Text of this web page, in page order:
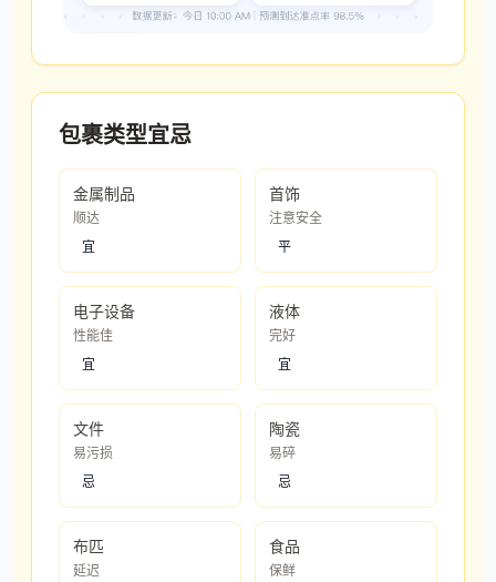
包裹类型宜忌
金属制品
顺达
宜
首饰
注意安全
平
电子设备
性能佳
宜
液体
完好
宜
文件
易污损
忌
陶瓷
易碎
忌
布匹
延迟
食品
保鲜